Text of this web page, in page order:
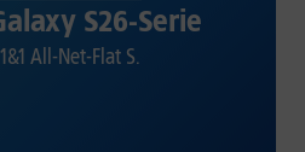
S26-Serie
All-Net-Flat S.